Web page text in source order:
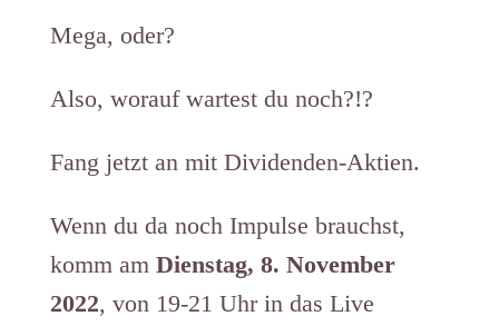
Mega, oder?
Also, worauf wartest du noch?!?
Fang jetzt an mit Dividenden-Aktien.
Wenn du da noch Impulse brauchst,
komm am Dienstag, 8. November
2022, von 19-21 Uhr in das Live